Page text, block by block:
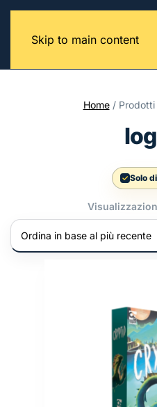
Skip to main content
Home/ Prodotti
Solo